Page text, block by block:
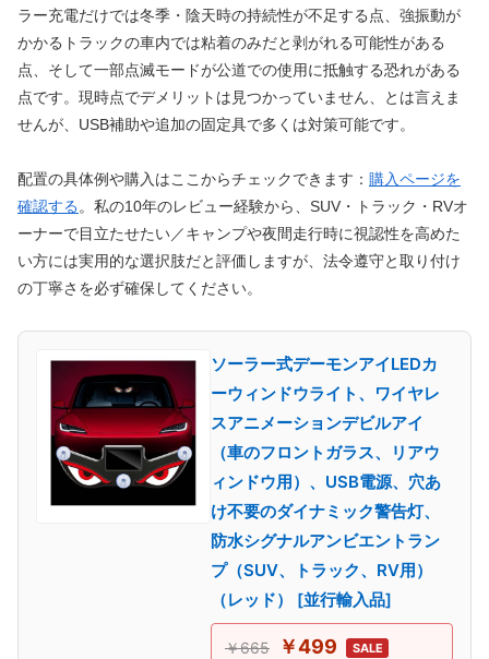
ラー充電だけでは冬季・陰天時の持続性が不足する点、強振動が
かかるトラックの車内では粘着のみだと剥がれる可能性がある
点、そして一部点滅モードが公道での使用に抵触する恐れがある
点です。現時点でデメリットは見つかっていません、とは言えま
せんが、USB補助や追加の固定具で多くは対策可能です。
配置の具体例や購入はここからチェックできます： 購入ページを
確認する。私の10年のレビュー経験から、SUV・トラック・RVオ
ーナーで目立たせたい／キャンプや夜間走行時に視認性を高めた
い方には実用的な選択肢だと評価しますが、法令遵守と取り付け
の丁寧さを必ず確保してください。
ソーラー式デーモンアイLEDカ
ーウィンドウライト、ワイヤレ
スアニメーションデビルアイ
（車のフロントガラス、リアウ
ィンドウ用）、USB電源、穴あ
け不要のダイナミック警告灯、
防水シグナルアンビエントラン
プ（SUV、トラック、RV用）
（レッド） [並行輸入品]
￥665 ￥499 SALE